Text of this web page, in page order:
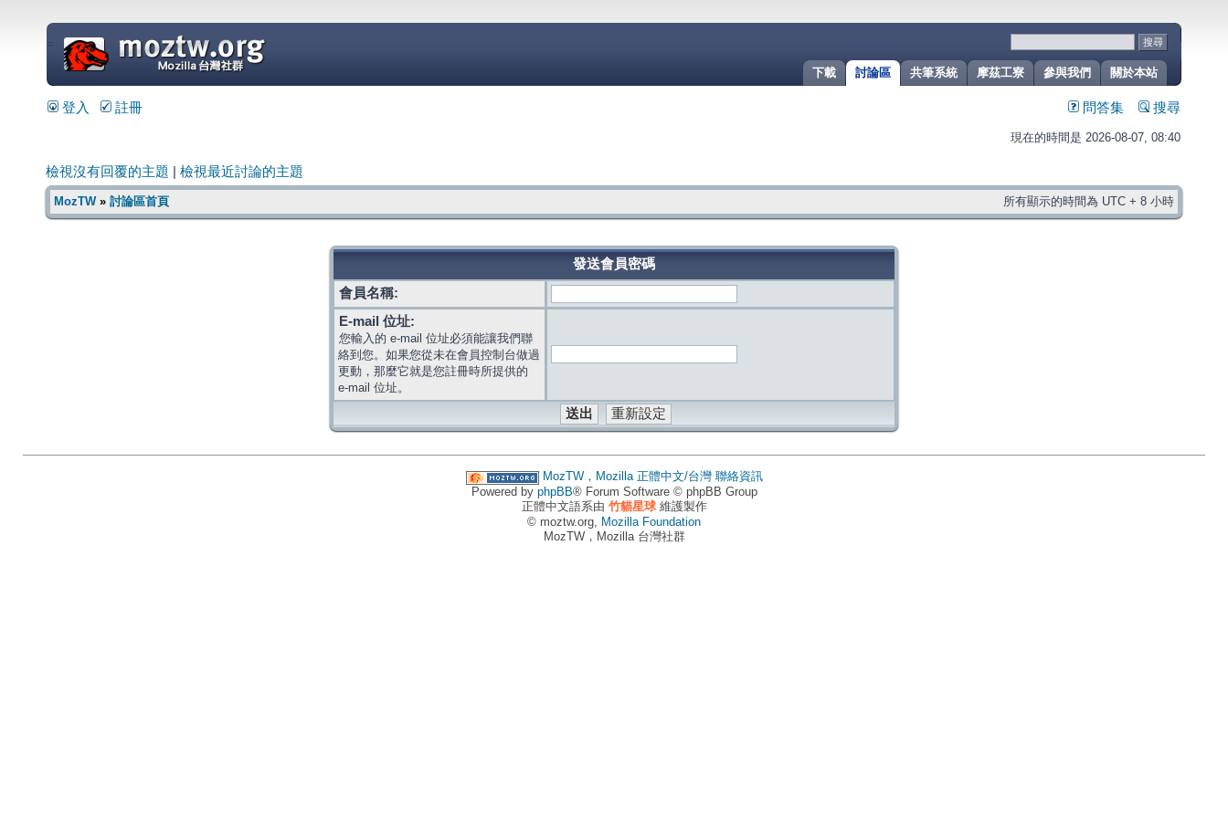
關於本站
參與我們
摩茲工寮
共筆系統
討論區
下載
=
登入 註冊 問答集 搜尋
現在的時間是 2026-08-07, 08:40
檢視沒有回覆的主題 檢視最近討論的主題
MozTW» 討論區首頁 所有顯示的時間為 UTC + 8 小時
發送會員密碼
會員名稱:
E-mail 位址:
您輸入的 e-mail 位址必須能讓我們聯
絡到您。如果您從未在會員控制台做過
更動，那麼它就是您註冊時所提供的
e-mail 位址。
MozTW，Mozilla 正體中文/台灣 聯絡資訊
Powered by phpBB® Forum Software © phpBB Group
正體中文語系由 竹貓星球維護製作
© moztw.org, Mozilla Foundation
MozTW，Mozilla 台灣社群